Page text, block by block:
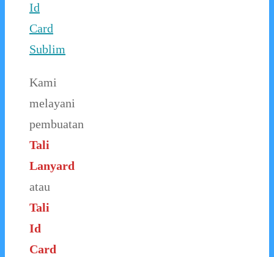
Id
Card
Sublim
Kami
melayani
pembuatan
Tali
Lanyard
atau
Tali
Id
Card